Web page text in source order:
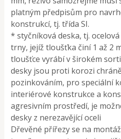
platným předpisům pro
konstrukcí, tj. třída SI.
* styčníková deska, tj.
trny, jejíž tloušťka činí 1 až 2
tloušťce vyrábí v širokém
desky jsou proti korozi
pozinkováním, pro speciální
interiérové konstrukce a
agresivním prostředí, je
desky z nerezavějící oceli
Dřevěné přířezy se na